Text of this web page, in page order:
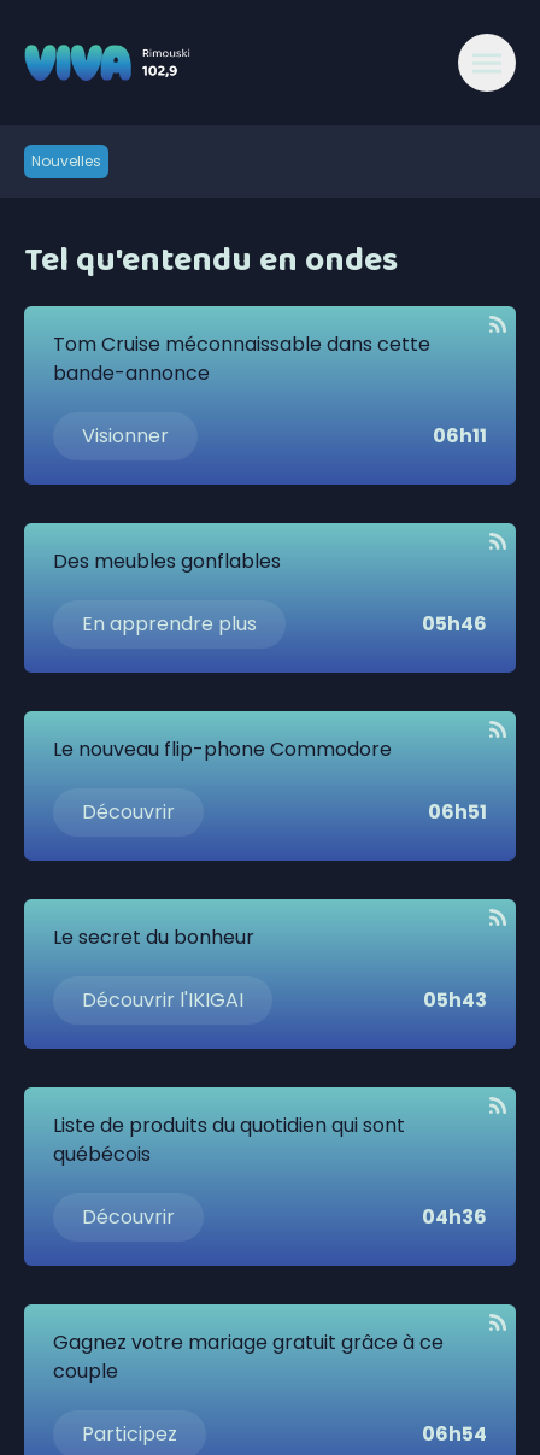
Nouvelles
Tel qu'entendu en ondes
Tom Cruise méconnaissable dans cette
bande-annonce
Visionner 06h11
Des meubles gonflables
En apprendre plus 05h46
Le nouveau flip-phone Commodore
Découvrir 06h51
Le secret du bonheur
Découvrir l'IKIGAI 05h43
Liste de produits du quotidien qui sont
québécois
Découvrir 04h36
Gagnez votre mariage gratuit grâce à ce
couple
Participez 06h54